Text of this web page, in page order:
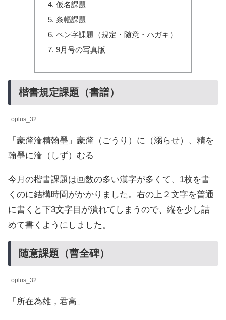
仮名課題
条幅課題
ペン字課題（規定・随意・ハガキ）
9月号の写真版
楷書規定課題（書譜）
oplus_32
「豪釐淪精翰墨」豪釐（ごうり）に（溺らせ）、精を
翰墨に淪（しず）むる
今月の楷書課題は画数の多い漢字が多くて、1枚を書
くのに結構時間がかかりました。右の上２文字を普通
に書くと下3文字目が潰れてしまうので、縦を少し詰
めて書くようにしました。
随意課題（曹全碑）
oplus_32
「所在為雄，君高」